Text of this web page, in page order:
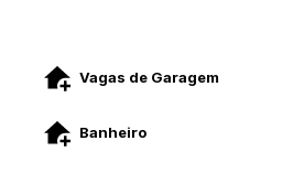
Vagas de Garagem
Banheiro